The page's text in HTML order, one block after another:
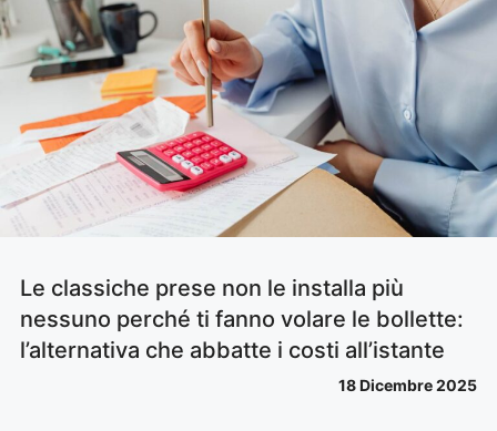
Le classiche prese non le installa più
nessuno perché ti fanno volare le bollette:
l’alternativa che abbatte i costi all’istante
18 Dicembre 2025